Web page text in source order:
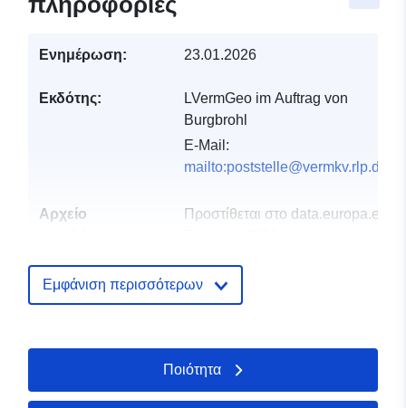
Ενημέρωση: 23.01.2026
Εκδότης:
LVermGeo im Auftrag von
Burgbrohl
E-Mail:
mailto:poststelle@vermkv.rlp.de
Αρχείο
Προστίθεται στο data.europa.eu:
04 August 2026
50.4679 ], [ 7.28536,
50.4679 ], [ 7.28536,
50.4651 ], [ 7.27988,
Εμφάνιση περισσότερων
Ποιότητα